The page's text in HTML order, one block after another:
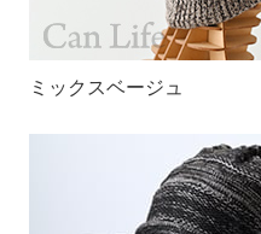
ミックスベージュ